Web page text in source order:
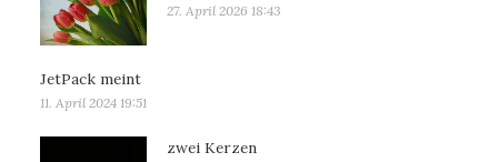
27. April 2026 18:43
JetPack meint
11. April 2024 19:51
zwei Kerzen